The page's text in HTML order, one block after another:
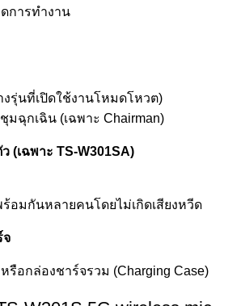
การทำงาน
รุ่นที่เปิดใช้งานโหมดโหวต)
มฉุกเฉิน (เฉพาะ Chairman)
(เฉพาะ TS-W301SA)
อมกันหลายคนโดยไม่เกิดเสียงหวีด
จ
รือกล่องชาร์จรวม (Charging Case)